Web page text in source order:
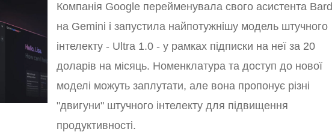
Компанія Google перейменувала свого асистента Bard
на Gemini і запустила найпотужнішу модель штучного
інтелекту - Ultra 1.0 - у рамках підписки на неї за 20
доларів на місяць. Номенклатура та доступ до нової
моделі можуть заплутати, але вона пропонує різні
"двигуни" штучного інтелекту для підвищення
продуктивності.